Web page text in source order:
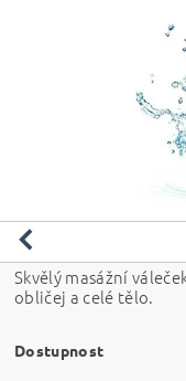
Skvělý masážní
obličej a celé tělo.
Dostupnost